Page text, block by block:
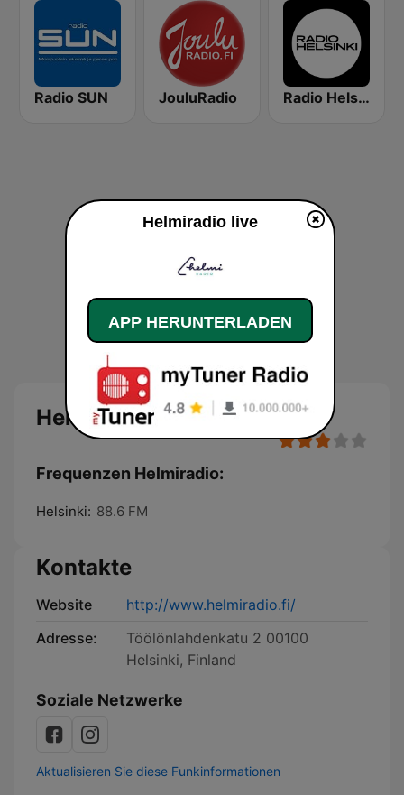
Radio SUN JouluRadio Radio Helsinki
Helmiradio
Frequenzen Helmiradio:
Helsinki: 88.6 FM
Kontakte
Website
http://www.helmiradio.fi/
Adresse:
Töölönlahdenkatu 2 00100
Helsinki, Finland
Soziale Netzwerke
Aktualisieren Sie diese Funkinformationen
Helmiradio live
APP HERUNTERLADEN